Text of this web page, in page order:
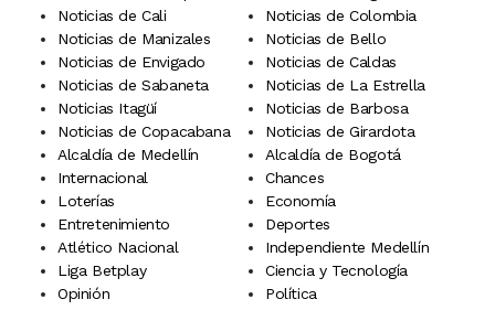
Noticias de Cali
Noticias de Colombia
Noticias de Manizales
Noticias de Bello
Noticias de Envigado
Noticias de Caldas
Noticias de Sabaneta
Noticias de La Estrella
Noticias Itagüí
Noticias de Barbosa
Noticias de Copacabana
Noticias de Girardota
Alcaldía de Medellín
Alcaldía de Bogotá
Internacional
Chances
Loterías
Economía
Entretenimiento
Deportes
Atlético Nacional
Independiente Medellín
Liga Betplay
Ciencia y Tecnología
Opinión
Política